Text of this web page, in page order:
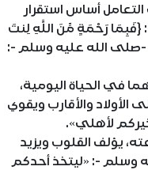
أساس استقرار
: {فَبِمَا رَحْمَةٍ مِّنَ اللَّهِ لِنتَ
مِنْ حَوْلِكَ} (آل عمران: 159)، وقال النبي -صلى الله عليه وسلم -:
في الحياة اليومية،
الأولاد والأقارب ويقوي
لأهلي».
يؤلف القلوب ويزيد
وسلم -: «ليتخذ أحدكم